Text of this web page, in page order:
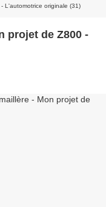
L'automotrice originale (31)
projet de Z800 -